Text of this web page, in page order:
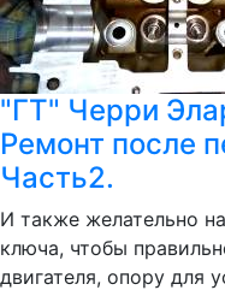
"ГТ" Черри
Ремонт после
Часть2.
И также желательно
ключа, чтобы
двигателя, опору для